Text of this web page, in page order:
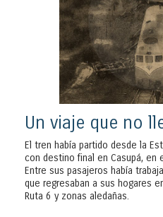
Un viaje que no
El tren había partido desde la
con destino final en Casupá, en
Entre sus pasajeros había
que regresaban a sus hogares
Ruta 6 y zonas aledañas.